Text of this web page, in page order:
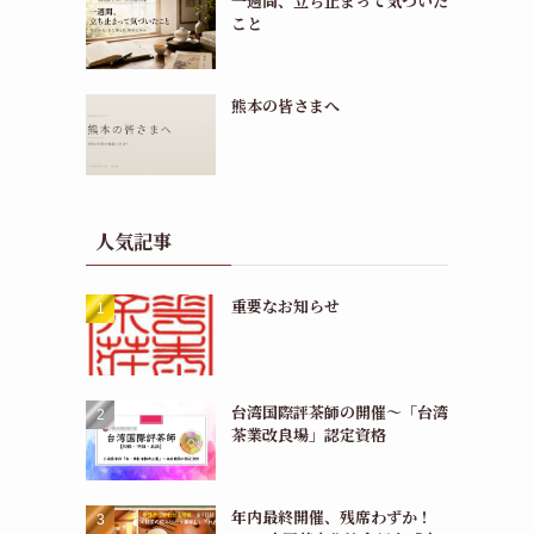
こと
熊本の皆さまへ
人気記事
重要なお知らせ
台湾国際評茶師の開催〜「台湾
茶業改良場」認定資格
年内最終開催、残席わずか！